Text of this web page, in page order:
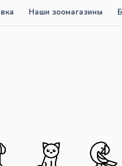
Наши зоомагазины